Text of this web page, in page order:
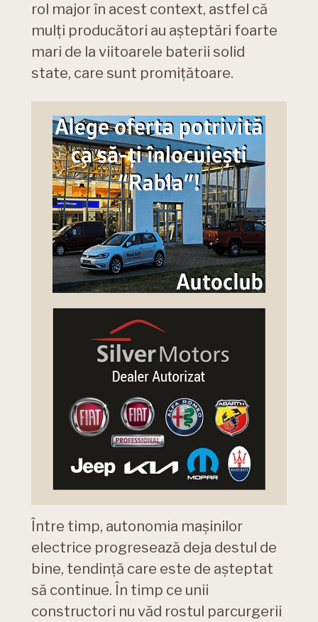
rol major în acest context, astfel că
mulți producători au așteptări foarte
mari de la viitoarele baterii solid
state, care sunt promițătoare.
Între timp, autonomia mașinilor
electrice progresează deja destul de
bine, tendință care este de așteptat
să continue. În timp ce unii
constructori nu văd rostul parcurgerii